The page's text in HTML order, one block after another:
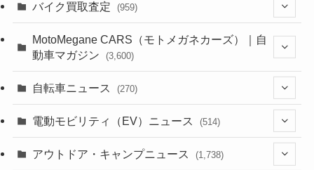
(44)
(637)
(118)
(60)
(252)
(38) (249)
(306)
(6,953)
(2,473)
(1,226)
バイク買取査定 (959)
(352)
MotoMegane CARS（モトメガネカーズ）｜自
動車マガジン
(3,600)
(185)
自転車ニュース (270)
(54)
(211)
電動モビリティ（EV）ニュース (514)
(132)
アウトドア・キャンプニュース (1,738)